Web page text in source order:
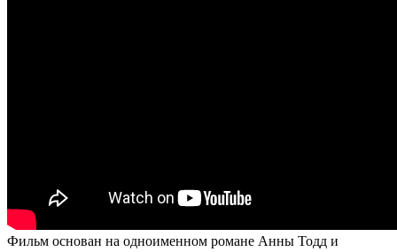
Фильм основан на одноименном романе Анны Тодд и